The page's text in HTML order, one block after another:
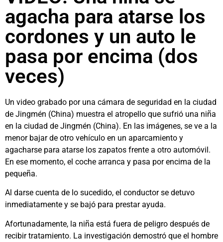
agacha para atarse los
cordones y un auto le
pasa por encima (dos
veces)
Un video grabado por una cámara de seguridad en la ciudad
de Jingmén (China) muestra el atropello que sufrió una niña
en la ciudad de Jingmén (China). En las imágenes, se ve a la
menor bajar de otro vehículo en un aparcamiento y
agacharse para atarse los zapatos frente a otro automóvil.
En ese momento, el coche arranca y pasa por encima de la
pequeña.
Al darse cuenta de lo sucedido, el conductor se detuvo
inmediatamente y se bajó para prestar ayuda.
Afortunadamente, la niña está fuera de peligro después de
recibir tratamiento. La investigación demostró que el hombre